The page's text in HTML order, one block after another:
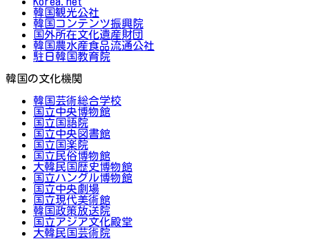
韓国観光公社
韓国コンテンツ振興院
国外所在文化遺産財団
韓国農水産食品流通公社
駐日韓国教育院
韓国の文化機関
韓国芸術総合学校
国立中央博物館
国立国語院
国立中央図書館
国立国楽院
国立民俗博物館
大韓民国歴史博物館
国立ハングル博物館
国立中央劇場
国立現代美術館
韓国政策放送院
国立アジア文化殿堂
大韓民国芸術院